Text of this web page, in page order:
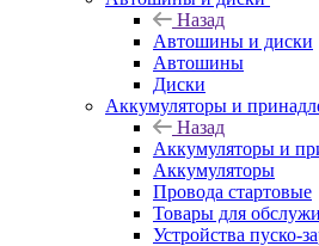
Назад
Автошины и диски
Автошины
Диски
Аккумуляторы и
Назад
Аккумуляторы и
Аккумуляторы
Провода стартовые
Товары для
Устройства пуско-